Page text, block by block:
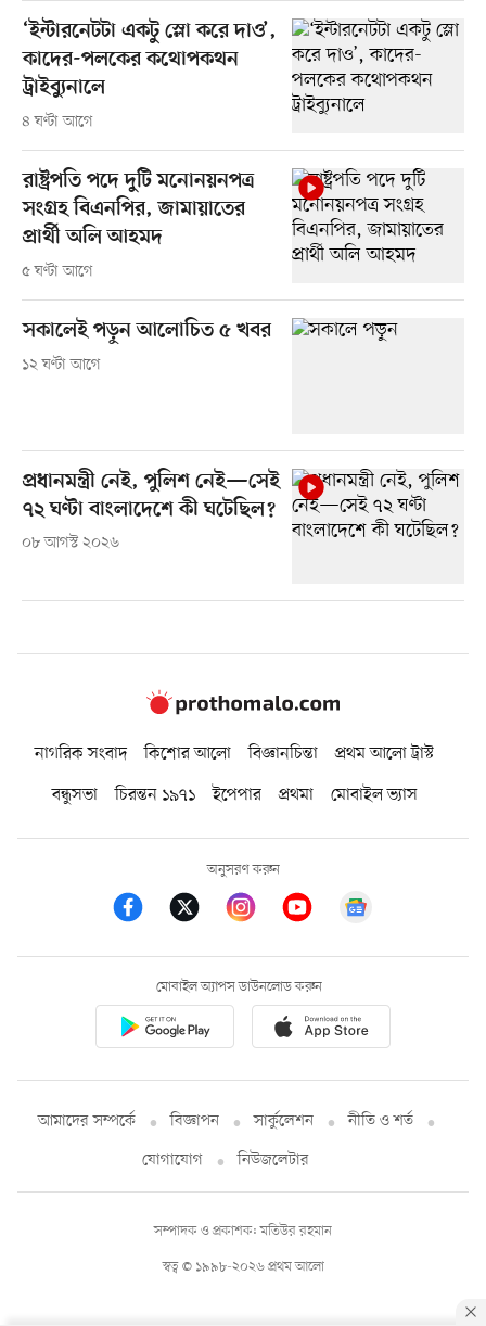
‘ইন্টারনেটটা একটু স্লো করে দাও’,
কাদের-পলকের কথোপকথন
ট্রাইব্যুনালে
৪ ঘণ্টা আগে
রাষ্ট্রপতি পদে দুটি মনোনয়নপত্র
সংগ্রহ বিএনপির, জামায়াতের
প্রার্থী অলি আহমদ
৫ ঘণ্টা আগে
সকালেই পড়ুন আলোচিত ৫ খবর
১২ ঘণ্টা আগে
প্রধানমন্ত্রী নেই, পুলিশ নেই—সেই
৭২ ঘণ্টা বাংলাদেশে কী ঘটেছিল?
০৮ আগস্ট ২০২৬
নাগরিক সংবাদ কিশোর আলো বিজ্ঞানচিন্তা
প্রথম আলো ট্রাস্ট
বন্ধুসভা
চিরন্তন ১৯৭১ ইপেপার প্রথমা মোবাইল ভ্যাস
অনুসরণ করুন
মোবাইল অ্যাপস ডাউনলোড করুন
আমাদের সম্পর্কে বিজ্ঞাপন সার্কুলেশন
নীতি ও শর্ত
যোগাযোগ
নিউজলেটার
স্বত্ব © ১৯৯৮-২০২৬ প্রথম আলো
সম্পাদক ও প্রকাশক: মতিউর রহমান